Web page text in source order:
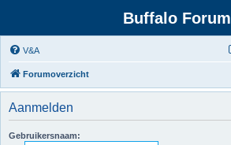
Buffalo Forum
V&A
Forumoverzicht
Aanmelden
Gebruikersnaam: